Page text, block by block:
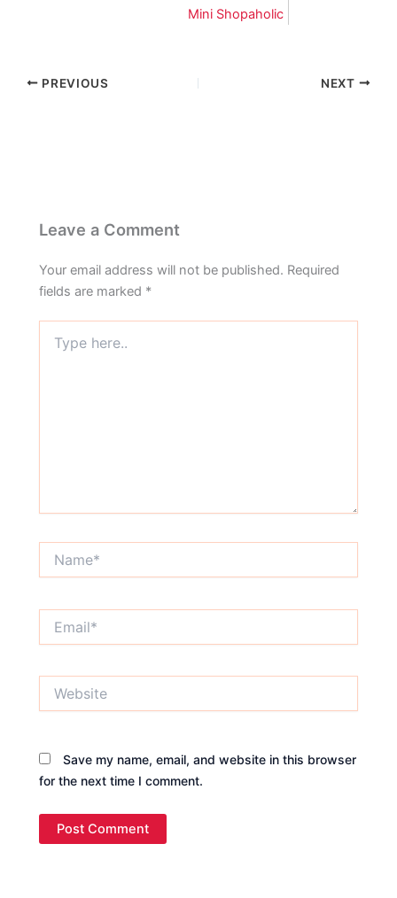
Mini Shopaholic
PREVIOUS NEXT
Leave a Comment
Your email address will not be published. Required
fields are marked *
here..
Save my name, email, and website in this browser
for the next time I comment.